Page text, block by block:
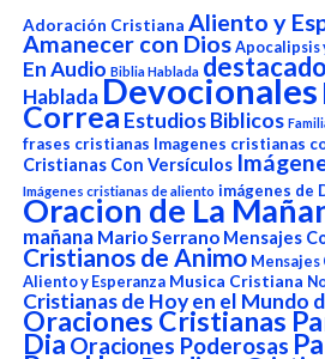
Adoración Cristiana Aliento y
Amanecer con Dios Apocalipsis
En Audio Biblia Hablada destacado
HabladaDevocionales
Correa Estudios Biblicos
frases cristianas Imagenes cristianas
Cristianas Con Versículos
Imágenes cristianas de aliento imágenes de
Oracion de La
mañana Mario Serrano Mensajes
Cristianos de Animo Mensajes
Aliento y Esperanza Musica Cristiana
Cristianas de Hoy en el Mundo
Oraciones Cristianas
Dia Oraciones Poderosas